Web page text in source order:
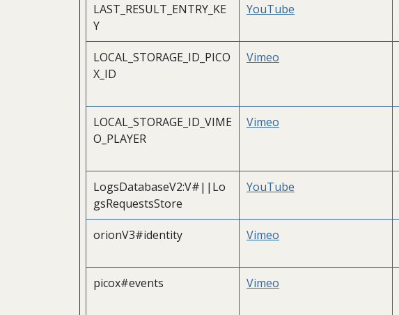
LAST_RESULT_ENTRY_KE
Y
YouTube
LOCAL_STORAGE_ID_PICO
X_ID
Vimeo
LOCAL_STORAGE_ID_VIME
O_PLAYER
Vimeo
LogsDatabaseV2:V#||Lo
gsRequestsStore
YouTube
orionV3#identity Vimeo
picox#events Vimeo